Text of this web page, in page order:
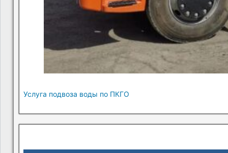
Услуга подвоза воды по ПКГО